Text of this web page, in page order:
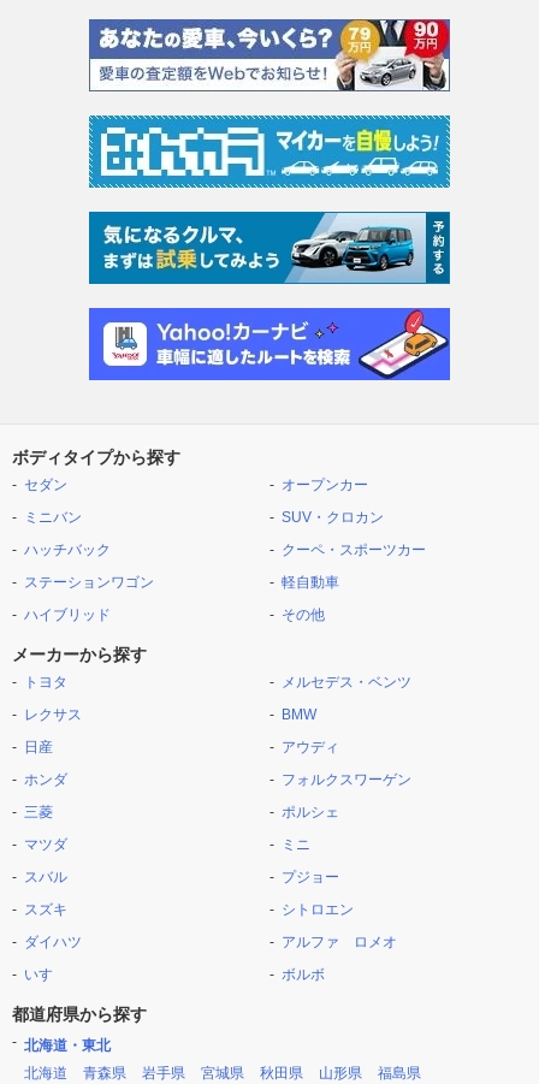
ボディタイプから探す
セダン
ミニバン
ハッチバック
ステーションワゴン
ハイブリッド
オープンカー
SUV・クロカン
クーペ・スポーツカー
軽自動車
その他
メーカーから探す
トヨタ
レクサス
日産
ホンダ
三菱
マツダ
スバル
スズキ
ダイハツ
いすゞ
メルセデス・ベンツ
BMW
アウディ
フォルクスワーゲン
ポルシェ
ミニ
プジョー
シトロエン
アルファ ロメオ
ボルボ
都道府県から探す
北海道・東北
北海道
青森県 岩手県 宮城県 秋田県 山形県 福島県